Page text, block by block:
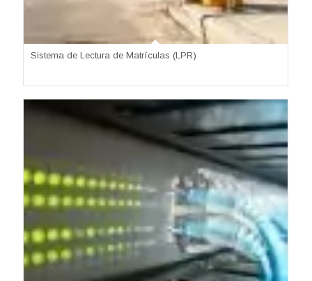
Sistema de Lectura de Matrículas (LPR)